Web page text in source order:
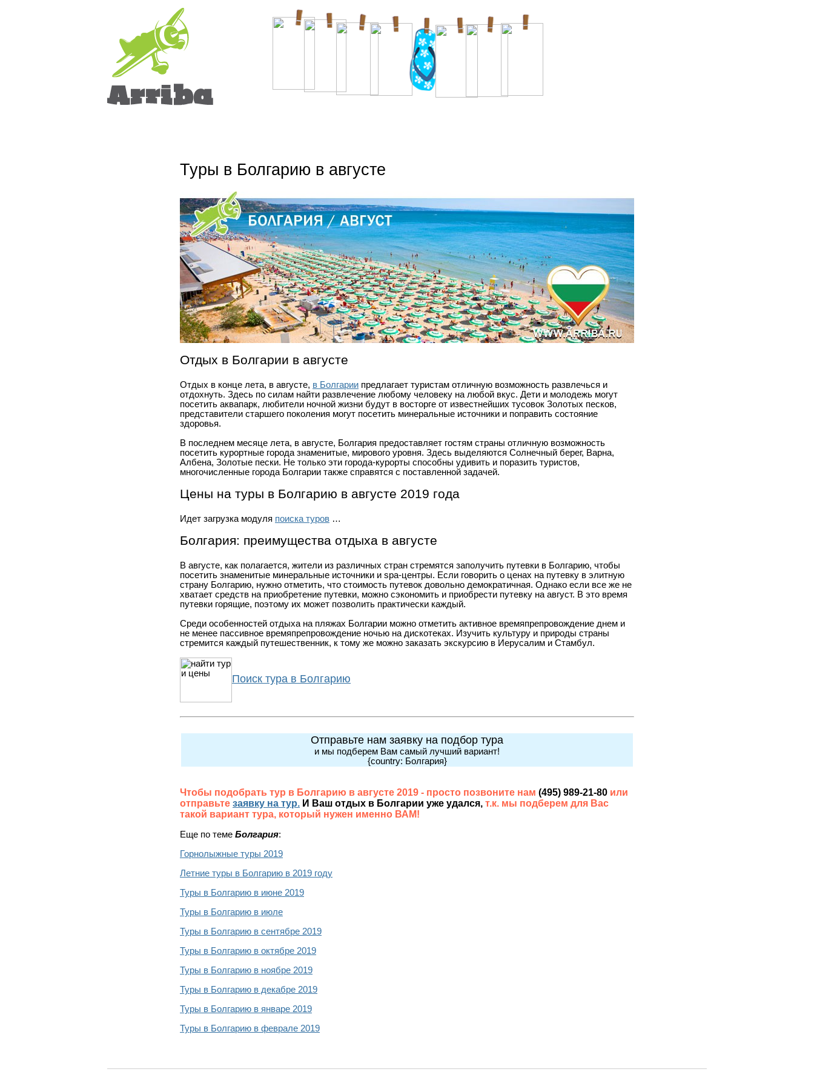
Туры в Болгарию в августе
Отдых в Болгарии в августе
Отдых в конце лета, в августе, в Болгарии предлагает туристам отличную возможность развлечься и
отдохнуть. Здесь по силам найти развлечение любому человеку на любой вкус. Дети и молодежь могут
посетить аквапарк, любители ночной жизни будут в восторге от известнейших тусовок Золотых песков,
представители старшего поколения могут посетить минеральные источники и поправить состояние
здоровья.
В последнем месяце лета, в августе, Болгария предоставляет гостям страны отличную возможность
посетить курортные города знаменитые, мирового уровня. Здесь выделяются Солнечный берег, Варна,
Албена, Золотые пески. Не только эти города-курорты способны удивить и поразить туристов,
многочисленные города Болгарии также справятся с поставленной задачей.
Цены на туры в Болгарию в августе 2019 года
Идет загрузка модуля поиска туров …
Болгария: преимущества отдыха в августе
В августе, как полагается, жители из различных стран стремятся заполучить путевки в Болгарию, чтобы
посетить знаменитые минеральные источники и spa-центры. Если говорить о ценах на путевку в элитную
страну Болгарию, нужно отметить, что стоимость путевок довольно демократичная. Однако если все же не
хватает средств на приобретение путевки, можно сэкономить и приобрести путевку на август. В это время
путевки горящие, поэтому их может позволить практически каждый.
Среди особенностей отдыха на пляжах Болгарии можно отметить активное времяпрепровождение днем и
не менее пассивное времяпрепровождение ночью на дискотеках. Изучить культуру и природы страны
стремится каждый путешественник, к тому же можно заказать экскурсию в Иерусалим и Стамбул.
Поиск тура в Болгарию
Отправьте нам заявку на подбор тура
и мы подберем Вам самый лучший вариант!
{country: Болгария}
Чтобы подобрать тур в Болгарию в августе 2019 - просто позвоните нам (495) 989-21-80 или
отправьте заявку на тур. И Ваш отдых в Болгарии уже удался, т.к. мы подберем для Вас
такой вариант тура, который нужен именно ВАМ!
Еще по теме Болгария:
Горнолыжные туры 2019
Летние туры в Болгарию в 2019 году
Туры в Болгарию в июне 2019
Туры в Болгарию в июле
Туры в Болгарию в сентябре 2019
Туры в Болгарию в октябре 2019
Туры в Болгарию в ноябре 2019
Туры в Болгарию в декабре 2019
Туры в Болгарию в январе 2019
Туры в Болгарию в феврале 2019